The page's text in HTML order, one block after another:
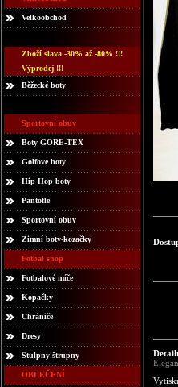
Velkoobchod
Zboží slava -30% až -80% !!!
Výprodej !!!
Běžecké boty
Sportovní obuv
Boty GORE-TEX
Golfove boty
Hip Hop boty
Pantofle
Sportovní obuv
Zimní boty-kozačky
Fotbal shop
Fotbalové míče
Kopačky
Chrániče
Dresy
Stulpny-štrupny
OBLEČENÍ